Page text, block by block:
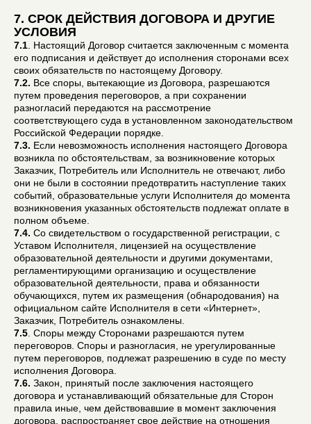
7. СРОК ДЕЙСТВИЯ ДОГОВОРА И ДРУГИЕ
УСЛОВИЯ
7.1 . Настоящий Договор считается заключенным с момента
его подписания и действует до исполнения сторонами всех
своих обязательств по настоящему Договору.
7.2. Все споры, вытекающие из Договора, разрешаются
путем проведения переговоров, а при сохранении
разногласий передаются на рассмотрение
соответствующего суда в установленном законодательством
Российской Федерации порядке.
7.3. Если невозможность исполнения настоящего Договора
возникла по обстоятельствам, за возникновение которых
Заказчик, Потребитель или Исполнитель не отвечают, либо
они не были в состоянии предотвратить наступление таких
событий, образовательные услуги Исполнителя до момента
возникновения указанных обстоятельств подлежат оплате в
полном объеме.
7.4. Со свидетельством о государственной регистрации, с
Уставом Исполнителя, лицензией на осуществление
образовательной деятельности и другими документами,
регламентирующими организацию и осуществление
образовательной деятельности, права и обязанности
обучающихся, путем их размещения (обнародования) на
официальном сайте Исполнителя в сети «Интернет»,
Заказчик, Потребитель ознакомлены.
7.5 . Споры между Сторонами разрешаются путем
переговоров. Споры и разногласия, не урегулированные
путем переговоров, подлежат разрешению в суде по месту
исполнения Договора.
7.6. Закон, принятый после заключения настоящего
договора и устанавливающий обязательные для Сторон
правила иные, чем действовавшие в момент заключения
договора, распространяет свое действие на отношения